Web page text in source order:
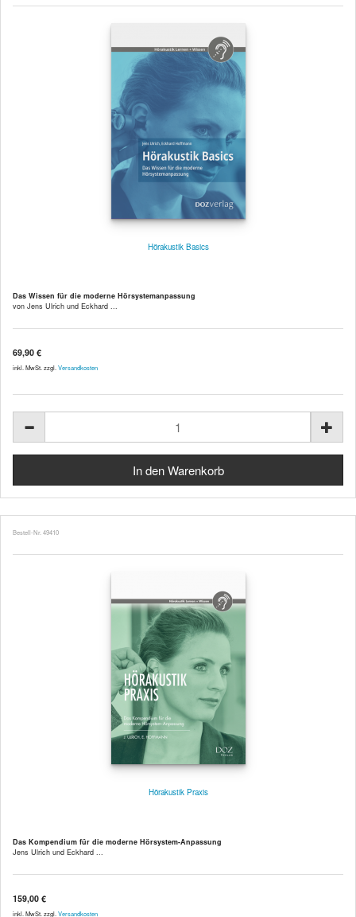
Hörakustik Basics
Das Wissen für die moderne Hörsystemanpassung
von Jens Ulrich und Eckhard ...
69,90 €
inkl. MwSt. zzgl. Versandkosten
Bestell-Nr. 49410
Hörakustik Praxis
Das Kompendium für die moderne Hörsystem-Anpassung
Jens Ulrich und Eckhard ...
159,00 €
inkl. MwSt. zzgl. Versandkosten